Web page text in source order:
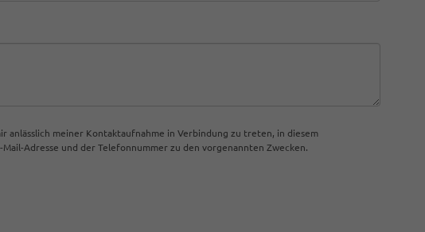
meiner Kontaktaufnahme in Verbindung zu treten, in diesem
Adresse und der Telefonnummer zu den vorgenannten Zwecken.